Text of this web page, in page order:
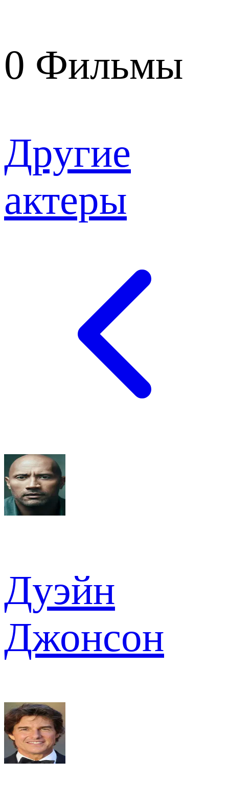
0 Фильмы
Другие
актеры
Дуэйн
Джонсон